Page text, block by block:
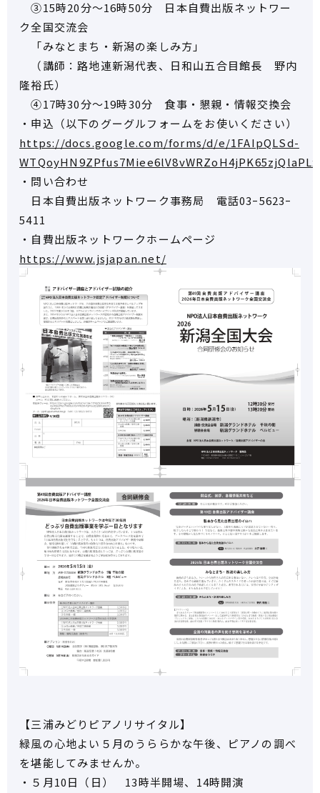
③15時20分～16時50分 日本自費出版ネットワー
ク全国交流会
「みなとまち・新潟の楽しみ方」
（講師：路地連新潟代表、日和山五合目館長 野内
隆裕氏）
④17時30分～19時30分 食事・懇親・情報交換会
・申込（以下のグーグルフォームをお使いください）
https://docs.google.com/forms/d/e/1FAIpQLSd-
・問い合わせ
日本自費出版ネットワーク事務局 電話03ｰ5623ｰ
5411
・自費出版ネットワークホームページ
https://www.jsjapan.net/
【三浦みどりピアノリサイタル】
緑風の心地よい５月のうららかな午後、ピアノの調べ
を堪能してみませんか。
・５月10日（日） 13時半開場、14時開演